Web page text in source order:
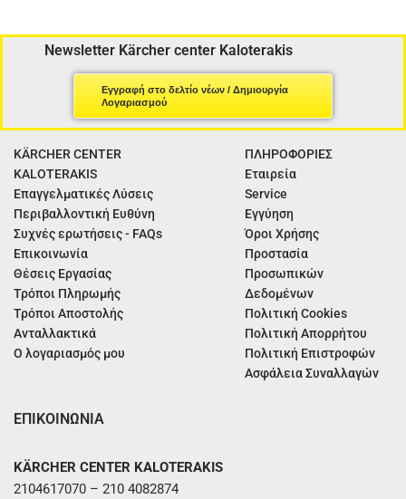
Newsletter Kärcher center Kaloterakis
Εγγραφή στο δελτίο νέων / Δημιουργία
Λογαριασμού
KÄRCHER CENTER
KALOTERAKIS
Επαγγελματικές Λύσεις
Περιβαλλοντική Ευθύνη
Συχνές ερωτήσεις - FAQs
Επικοινωνία
Θέσεις Εργασίας
Τρόποι Πληρωμής
Τρόποι Αποστολής
Ανταλλακτικά
Ο λογαριασμός μου
ΠΛΗΡΟΦΟΡΙΕΣ
Εταιρεία
Service
Εγγύηση
Όροι Χρήσης
Προστασία
Προσωπικών
Δεδομένων
Πολιτική Cookies
Πολιτική Απορρήτου
Πολιτική Επιστροφών
Ασφάλεια Συναλλαγών
ΕΠΙΚΟΙΝΩΝΙΑ
KÄRCHER CENTER KALOTERAKIS
2104617070 – 210 4082874